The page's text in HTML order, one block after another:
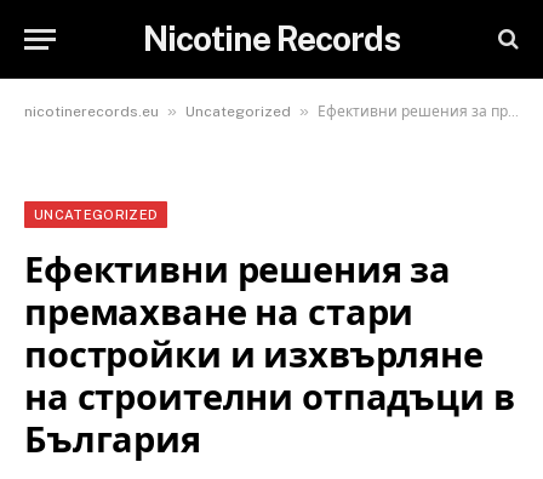
Nicotine Records
nicotinerecords.eu » Uncategorized » Ефективни решения за премахване на стари постройки и изхвърляне на строителни отпадъци в България
UNCATEGORIZED
Ефективни решения за
премахване на стари
постройки и изхвърляне
на строителни отпадъци в
България